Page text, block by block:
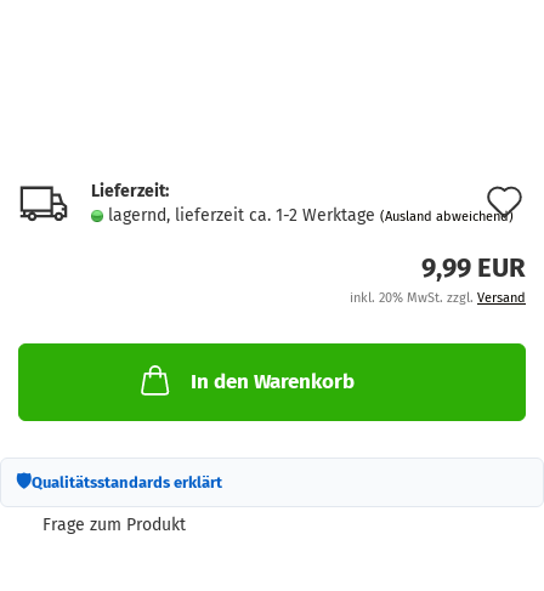
Lieferzeit:
lagernd, lieferzeit ca. 1-2 Werktage (Ausland abweichend)
9,99 EUR
inkl. 20% MwSt. zzgl. Versand
In den Warenkorb
🛡Qualitätsstandards erklärt
Frage zum Produkt